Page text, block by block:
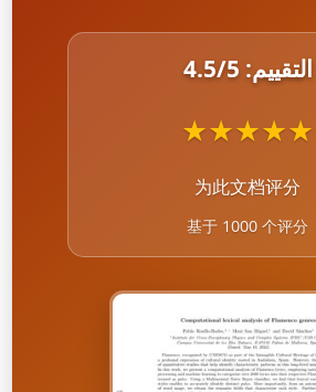
التقييم: 4.5/5
★
★
★
★
★
为此文档评分
基于 1000 个评分